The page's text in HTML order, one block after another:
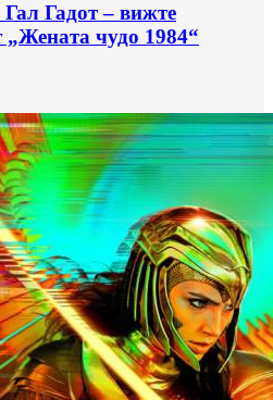
Гадот – вижте
чудо 1984“